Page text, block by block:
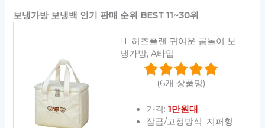
보냉가방 보냉백 인기 판매 순위 BEST 11~30위
11. 히즈플랜 귀여운 곰돌이 보
냉가방, A타입
(6개 상품평)
가격: 1만원대
잠금/고정방식: 지퍼형